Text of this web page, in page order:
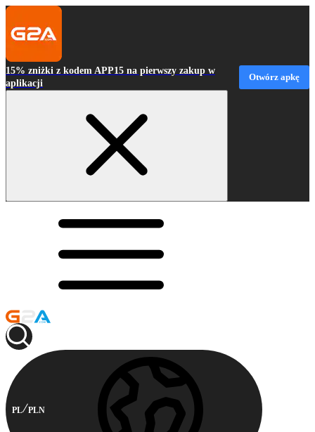
15% zniżki z kodem APP15 na pierwszy zakup w
aplikacji
Otwórz apkę
PL PLN